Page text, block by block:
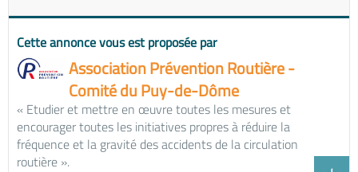
Cette annonce vous est proposée par
Association Prévention Routière -
Comité du Puy-de-Dôme
« Etudier et mettre en œuvre toutes les mesures et
encourager toutes les initiatives propres à réduire la
fréquence et la gravité des accidents de la circulation
routière ».